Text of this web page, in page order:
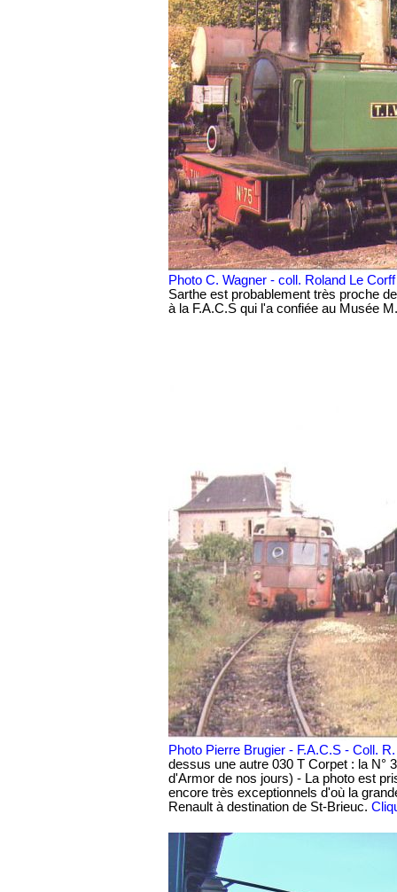
Photo C. Wagner - coll. Roland Le
Sarthe est probablement très proche
à la F.A.C.S qui l'a confiée au Musée
Photo Pierre Brugier - F.A.C.S - Coll.
dessus une autre 030 T Corpet : la N°
d'Armor de nos jours) - La photo est
encore très exceptionnels d'où la
Renault à destination de St-Brieuc.